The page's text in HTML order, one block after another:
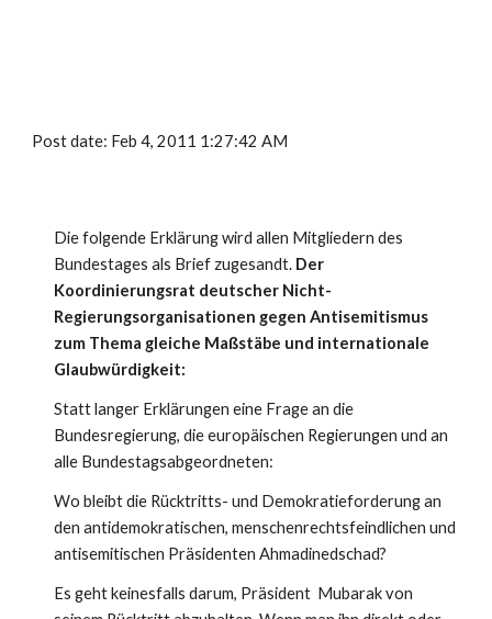
Post date: Feb 4, 2011 1:27:42 AM
Die folgende Erklärung wird allen Mitgliedern des
Bundestages als Brief zugesandt. Der
Koordinierungsrat deutscher Nicht-
Regierungsorganisationen gegen Antisemitismus
zum Thema gleiche Maßstäbe und internationale
Glaubwürdigkeit:
Statt langer Erklärungen eine Frage an die
Bundesregierung, die europäischen Regierungen und an
alle Bundestagsabgeordneten:
Wo bleibt die Rücktritts- und Demokratieforderung an
den antidemokratischen, menschenrechtsfeindlichen und
antisemitischen Präsidenten Ahmadinedschad?
Es geht keinesfalls darum, Präsident  Mubarak von